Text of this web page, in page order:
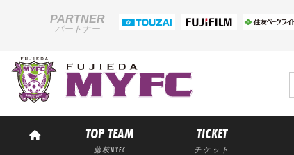
PARTNER
パートナー
TOP TEAM
藤枝MYFC
TICKET
チケット